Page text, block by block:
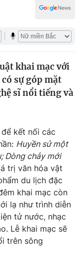
khai mạc với
sự góp mặt
sĩ nổi tiếng và
kết nối các
Huyền sử một
Dòng chảy mới
trị văn hóa vật
du lịch đặc
khai mạc còn
lạ như trình diễn
tử nước, nhạc
Lễ khai mạc sẽ
trên sông